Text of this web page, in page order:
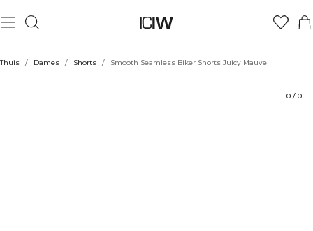
Thuis / Dames / Shorts / Smooth Seamless Biker Shorts Juicy Mauve
0 / 0